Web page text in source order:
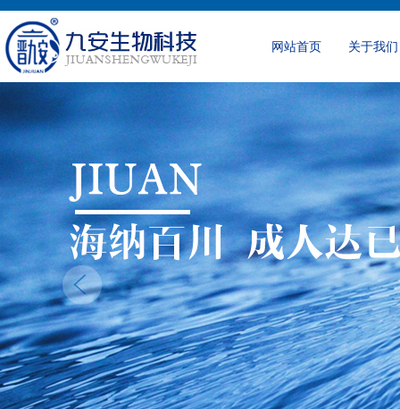
网站首页 关于我们